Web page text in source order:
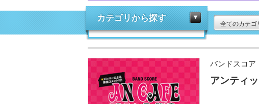
カテゴリから探す
全てのカテゴ
バンドスコア
アンティ